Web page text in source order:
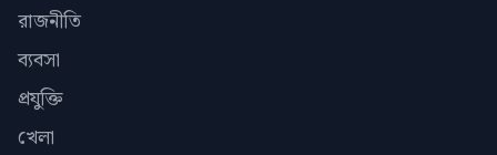
রাজনীতি
ব্যবসা
প্রযুক্তি
খেলা